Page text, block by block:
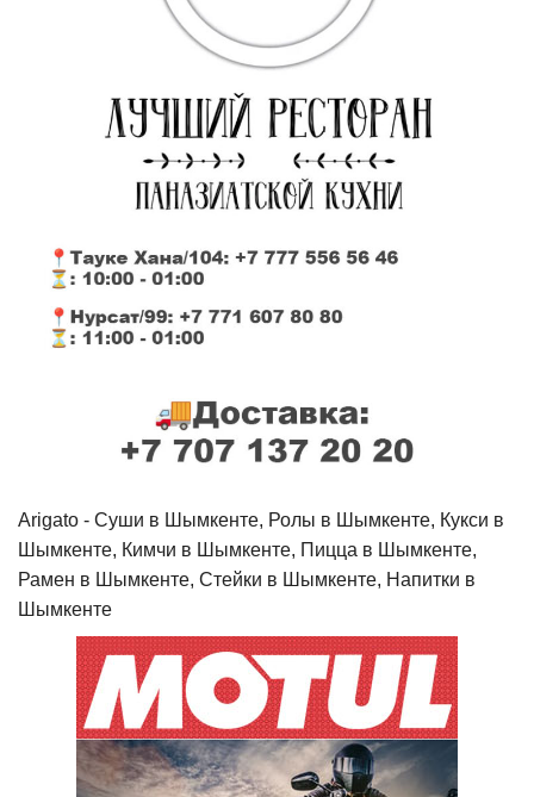
Arigato - Cуши в Шымкенте, Ролы в Шымкенте, Кукси в
Шымкенте, Кимчи в Шымкенте, Пицца в Шымкенте,
Рамен в Шымкенте, Стейки в Шымкенте, Напитки в
Шымкенте